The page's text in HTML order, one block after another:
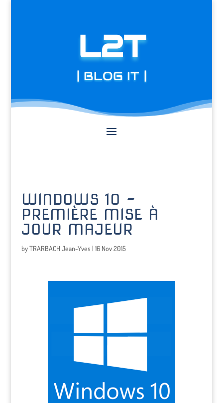
L2T
| BLOG IT |
WINDOWS 10 –
PREMIÈRE MISE À
JOUR MAJEUR
byTRARBACH Jean-Yves | 16 Nov 2015